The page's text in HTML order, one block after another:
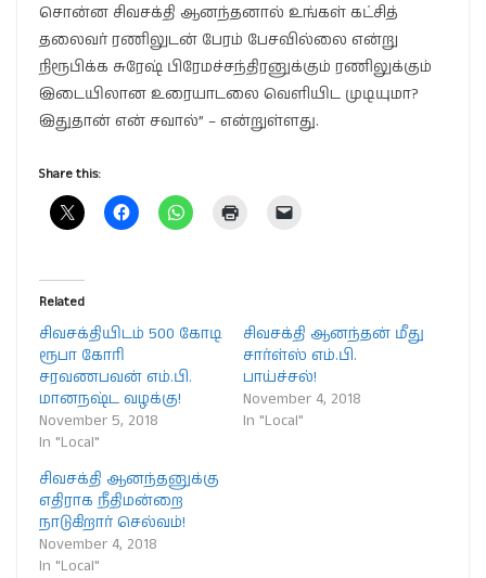
சொன்ன சிவசக்தி ஆனந்தனால் உங்கள் கட்சித்
தலைவர் ரணிலுடன் பேரம் பேசவில்லை என்று
நிரூபிக்க சுரேஷ் பிரேமச்சந்திரனுக்கும் ரணிலுக்கும்
இடையிலான உரையாடலை வெளியிட முடியுமா?
இதுதான் என் சவால்” – என்றுள்ளது.
Share this:
Related
சிவசக்தியிடம் 500 கோடி
ரூபா கோரி
சரவணபவன் எம்.பி.
மானநஷ்ட வழக்கு!
November 5, 2018
In "Local"
சிவசக்தி ஆனந்தன் மீது
சார்ள்ஸ் எம்.பி.
பாய்ச்சல்!
November 4, 2018
In "Local"
சிவசக்தி ஆனந்தனுக்கு
எதிராக நீதிமன்றை
நாடுகிறார் செல்வம்!
November 4, 2018
In "Local"